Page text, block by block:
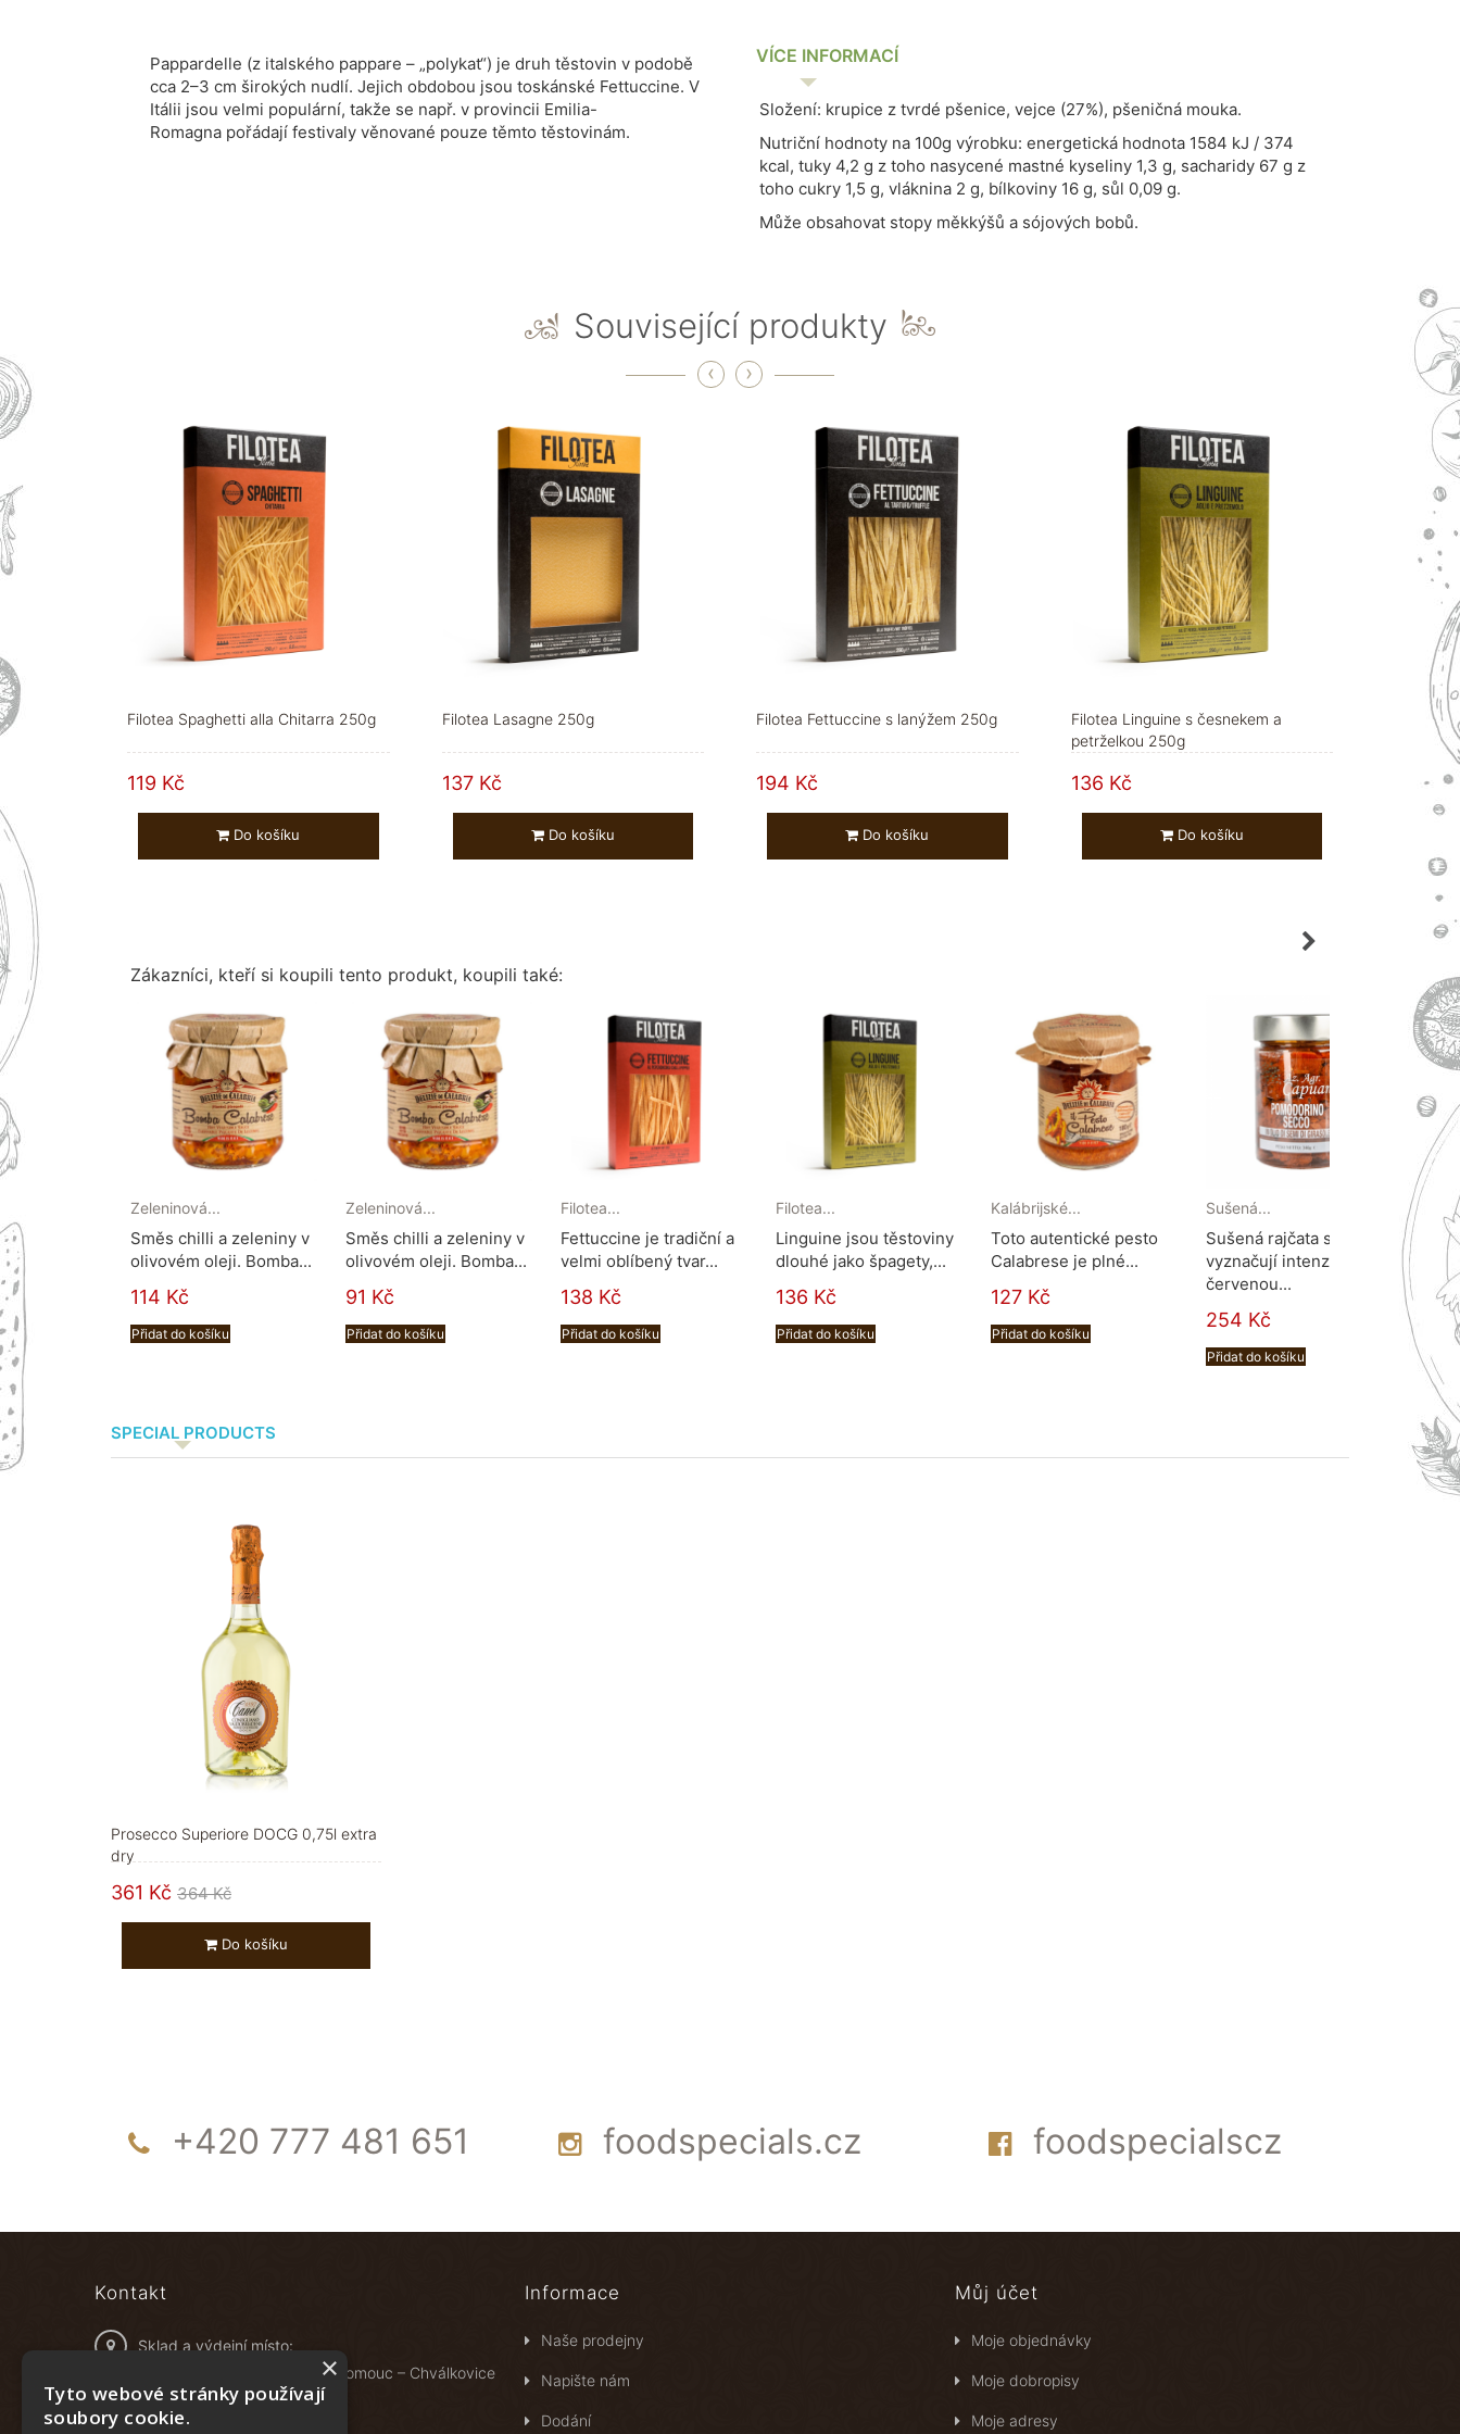
Pappardelle (z italského pappare – „polykat“) je druh těstovin v podobě
cca 2–3 cm širokých nudlí. Jejich obdobou jsou toskánské Fettuccine. V
Itálii jsou velmi populární, takže se např. v provincii Emilia-
Romagna pořádají festivaly věnované pouze těmto těstovinám.
VÍCE INFORMACÍ
Složení: krupice z tvrdé pšenice, vejce (27%), pšeničná mouka.
Nutriční hodnoty na 100g výrobku: energetická hodnota 1584 kJ / 374
kcal, tuky 4,2 g z toho nasycené mastné kyseliny 1,3 g, sacharidy 67 g z
toho cukry 1,5 g, vláknina 2 g, bílkoviny 16 g, sůl 0,09 g.
Může obsahovat stopy měkkýšů a sójových bobů.
Související produkty
‹ ›
Filotea Spaghetti alla Chitarra 250g
119 Kč
Do košíku
Filotea Lasagne 250g
137 Kč
Do košíku
Filotea Fettuccine s lanýžem 250g
194 Kč
Do košíku
Filotea Linguine s česnekem a
petrželkou 250g
136 Kč
Do košíku
Zákazníci, kteří si koupili tento produkt, koupili také:
Zeleninová...
Směs chilli a zeleniny v
olivovém oleji. Bomba...
114 Kč
Přidat do košíku
Zeleninová...
Směs chilli a zeleniny v
olivovém oleji. Bomba...
91 Kč
Přidat do košíku
Filotea...
Fettuccine je tradiční a
velmi oblíbený tvar...
138 Kč
Přidat do košíku
Filotea...
Linguine jsou těstoviny
dlouhé jako špagety,...
136 Kč
Přidat do košíku
Kalábrijské...
Toto autentické pesto
Calabrese je plné...
127 Kč
Přidat do košíku
Sušená...
Sušená rajčata se
vyznačují intenzivní
červenou...
254 Kč
Přidat do košíku
SPECIAL PRODUCTS
Prosecco Superiore DOCG 0,75l extra
dry
361 Kč 364 Kč
Do košíku
+420 777 481 651 foodspecials.cz foodspecialscz
Kontakt
Sklad a výdejní místo:
Železniční 548/4B, 772 00 Olomouc – Chválkovice
Food specials s.r.o.
Informace
Naše prodejny
Napište nám
Dodání
Můj účet
Moje objednávky
Moje dobropisy
Moje adresy
×
Tyto webové stránky používají
soubory cookie.